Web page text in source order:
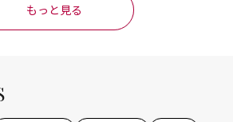
もっと見る